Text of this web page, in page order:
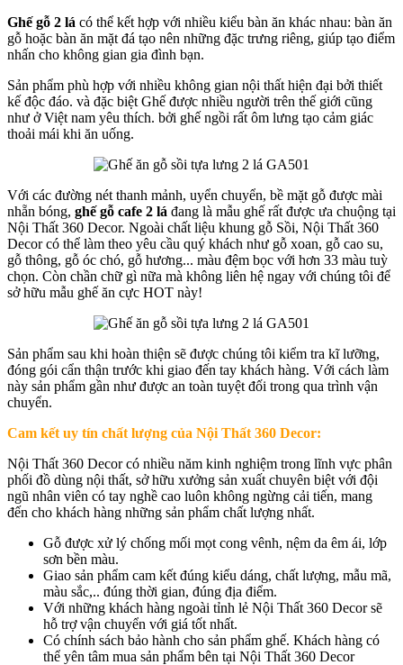
Ghế gỗ 2 lá có thể kết hợp với nhiều kiểu bàn ăn khác nhau: bàn ăn
gỗ hoặc bàn ăn mặt đá tạo nên những đặc trưng riêng, giúp tạo điểm
nhấn cho không gian gia đình bạn.
Sản phẩm phù hợp với nhiều không gian nội thất hiện đại bởi thiết
kế độc đáo. và đặc biệt Ghế được nhiều người trên thế giới cũng
như ở Việt nam yêu thích. bởi ghế ngồi rất ôm lưng tạo cảm giác
thoải mái khi ăn uống.
Với các đường nét thanh mảnh, uyển chuyển, bề mặt gỗ được mài
nhẵn bóng, ghế gỗ cafe 2 lá đang là mẫu ghế rất được ưa chuộng tại
Nội Thất 360 Decor. Ngoài chất liệu khung gỗ Sồi, Nội Thất 360
Decor có thể làm theo yêu cầu quý khách như gỗ xoan, gỗ cao su,
gỗ thông, gỗ óc chó, gỗ hương... màu đệm bọc với hơn 33 màu tuỳ
chọn. Còn chần chữ gì nữa mà không liên hệ ngay với chúng tôi để
sở hữu mẫu ghế ăn cực HOT này!
Sản phẩm sau khi hoàn thiện sẽ được chúng tôi kiểm tra kĩ lưỡng,
đóng gói cẩn thận trước khi giao đến tay khách hàng. Với cách làm
này sản phẩm gần như được an toàn tuyệt đối trong qua trình vận
chuyển.
Cam kết uy tín chất lượng của Nội Thất 360 Decor:
Nội Thất 360 Decor có nhiều năm kinh nghiệm trong lĩnh vực phân
phối đồ dùng nội thất, sở hữu xưởng sản xuất chuyên biệt với đội
ngũ nhân viên có tay nghề cao luôn không ngừng cải tiến, mang
đến cho khách hàng những sản phẩm chất lượng nhất.
Gỗ được xử lý chống mối mọt cong vênh, nệm da êm ái, lớp
sơn bền màu.
Giao sản phẩm cam kết đúng kiểu dáng, chất lượng, mẫu mã,
màu sắc,.. đúng thời gian, đúng địa điểm.
Với những khách hàng ngoài tỉnh lẻ Nội Thất 360 Decor sẽ
hỗ trợ vận chuyển với giá tốt nhất.
Có chính sách bảo hành cho sản phẩm ghế. Khách hàng có
thể yên tâm mua sản phẩm bên tại Nội Thất 360 Decor